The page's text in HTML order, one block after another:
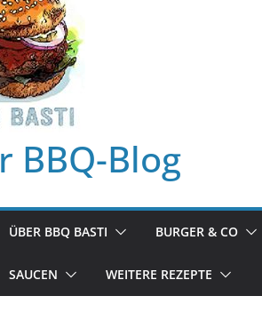
BBQ-Blog
ÜBER BBQ BASTI BURGER & CO
SAUCEN WEITERE REZEPTE